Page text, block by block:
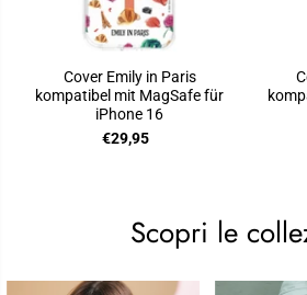
Cover Emily in Paris
kompatibel mit MagSafe für
iPhone 16
€29,95
Scopri le